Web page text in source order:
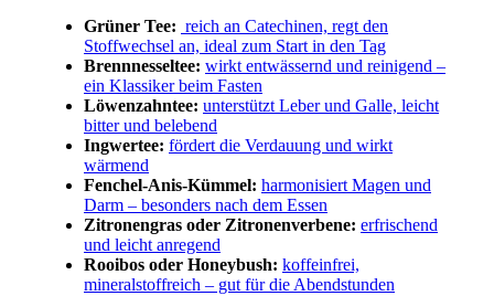
Grüner Tee: reich an Catechinen, regt den
Stoffwechsel an, ideal zum Start in den Tag
Brennnesseltee: wirkt entwässernd und reinigend –
ein Klassiker beim Fasten
Löwenzahntee: unterstützt Leber und Galle, leicht
bitter und belebend
Ingwertee: fördert die Verdauung und wirkt
wärmend
Fenchel-Anis-Kümmel: harmonisiert Magen und
Darm – besonders nach dem Essen
Zitronengras oder Zitronenverbene: erfrischend
und leicht anregend
Rooibos oder Honeybush: koffeinfrei,
mineralstoffreich – gut für die Abendstunden